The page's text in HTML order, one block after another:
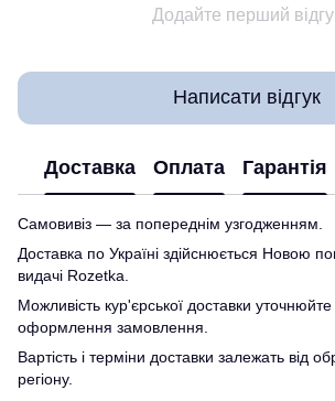
Додайте перший
Написати відгук
Доставка Оплата Гарантія
Самовивіз — за попереднім узгодженням.
Доставка по Україні здійснюється Новою
видачі Rozetka.
Можливість кур'єрської доставки уточнюйте
оформлення замовлення.
Вартість і терміни доставки залежать від
регіону.